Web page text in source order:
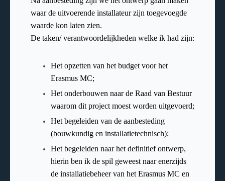
waar de uitvoerende installateur zijn toegevoegde
waarde kon laten zien.
De taken/ verantwoordelijkheden welke ik had zijn:
Het opzetten van het budget voor het
Erasmus MC;
Het onderbouwen naar de Raad van Bestuur
waarom dit project moest worden uitgevoerd;
Het begeleiden van de aanbesteding
(bouwkundig en installatietechnisch);
Het begeleiden naar het definitief ontwerp,
hierin ben ik de spil geweest naar enerzijds
de installatiebeheer van het Erasmus MC en